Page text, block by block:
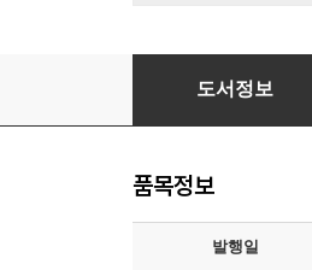
나는 나로 살기로 했다
도서정보
품목정보
발행일